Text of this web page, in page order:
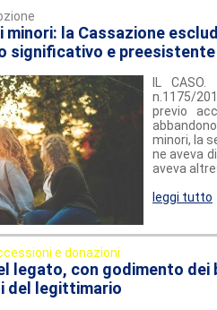
minori: la Cassazione
significativo e preesistente
IL
n.1175/
previo
minori, la
ne aveva
aveva
leggi tutto
e donazioni
legato, con godimento dei
del legittimario